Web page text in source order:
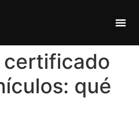
certificado
qué